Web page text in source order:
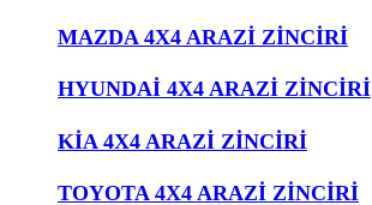
MAZDA 4X4 ARAZİ ZİNCİRİ
HYUNDAİ 4X4 ARAZİ ZİNCİRİ
KİA 4X4 ARAZİ ZİNCİRİ
TOYOTA 4X4 ARAZİ ZİNCİRİ